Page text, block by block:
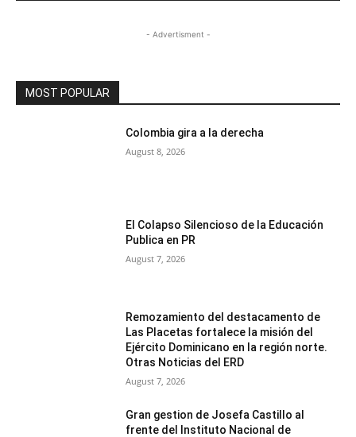
- Advertisment -
MOST POPULAR
Colombia gira a la derecha
August 8, 2026
El Colapso Silencioso de la Educación
Publica en PR
August 7, 2026
Remozamiento del destacamento de
Las Placetas fortalece la misión del
Ejército Dominicano en la región norte.
Otras Noticias del ERD
August 7, 2026
Gran gestion de Josefa Castillo al
frente del Instituto Nacional de